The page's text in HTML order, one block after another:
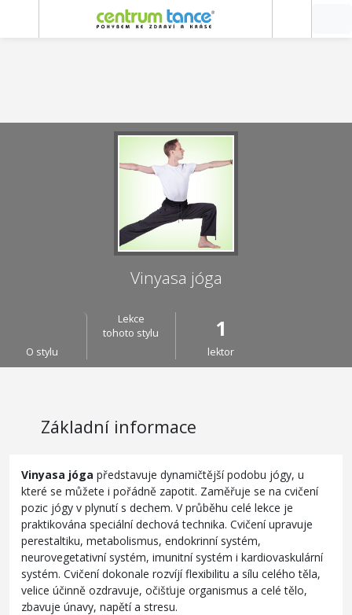
Vinyasa jóga
O stylu
Lekce
tohoto stylu
1
lektor
Základní informace
Vinyasa jóga představuje dynamičtější podobu jógy, u
které se můžete i pořádně zapotit. Zaměřuje se na cvičení
pozic jógy v plynutí s dechem. V průběhu celé lekce je
praktikována speciální dechová technika. Cvičení upravuje
perestaltiku, metabolismus, endokrinní systém,
neurovegetativní systém, imunitní systém i kardiovaskulární
systém. Cvičení dokonale rozvíjí flexibilitu a sílu celého těla,
velice účinně ozdravuje, očišťuje organismus a celé tělo,
zbavuje únavy, napětí a stresu.